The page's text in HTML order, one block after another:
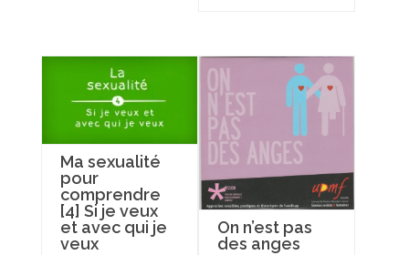
Ma sexualité
pour
comprendre
[4] Si je veux
et avec qui je
veux
On n’est pas
des anges